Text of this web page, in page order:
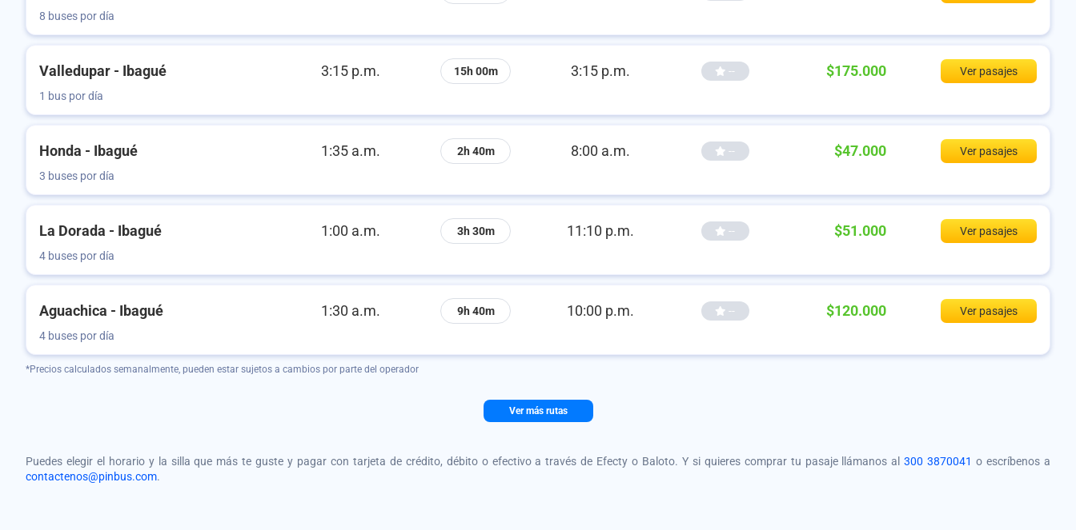
8 buses por día
Valledupar - Ibagué 3:15 p.m. 15h 00m 3:15 p.m. -- $175.000
Ver pasajes
1 bus por día
Honda - Ibagué 1:35 a.m. 2h 40m 8:00 a.m. -- $47.000
Ver pasajes
3 buses por día
La Dorada - Ibagué 1:00 a.m. 3h 30m 11:10 p.m. -- $51.000
Ver pasajes
4 buses por día
Aguachica - Ibagué 1:30 a.m. 9h 40m 10:00 p.m. -- $120.000
Ver pasajes
4 buses por día
*Precios calculados semanalmente, pueden estar sujetos a cambios por parte del operador
Ver más rutas
Puedes elegir el horario y la silla que más te guste y pagar con tarjeta de crédito, débito o efectivo a través de Efecty o Baloto. Y si quieres comprar tu pasaje llámanos al300 3870041 o escríbenos a
contactenos@pinbus.com.